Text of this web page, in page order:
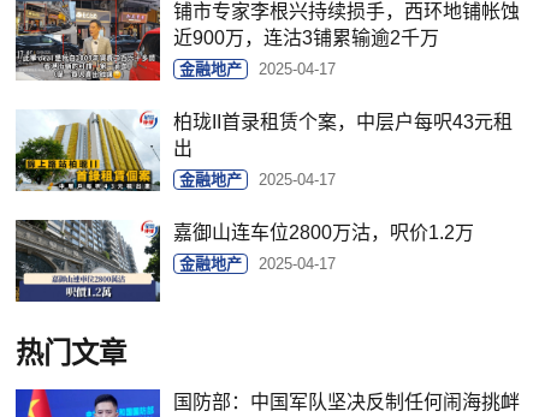
铺市专家李根兴持续损手，西环地铺帐蚀
近900万，连沽3铺累输逾2千万
金融地产 2025-04-17
柏珑II首录租赁个案，中层户每呎43元租
出
金融地产 2025-04-17
嘉御山连车位2800万沽，呎价1.2万
金融地产 2025-04-17
热门文章
国防部：中国军队坚决反制任何闹海挑衅